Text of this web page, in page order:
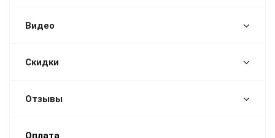
Видео
Скидки
Отзывы
Оплата